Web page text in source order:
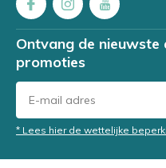
Ontvang de nieuwste
promoties
* Lees hier de wettelijke